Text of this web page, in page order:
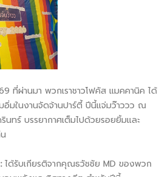
ที่ผ่านมา พวกเราชาวโฟคัส แมคคานิค ได้
อิ่มในงานจัดจ้านปาร์ตี้ ปีนี้แจ่มว๊าววว ณ
นทร์ บรรยากาศเต็มไปด้วยรอยยิ้มและ
ได้รับเกียรติจากคุณธวัชชัย MD ของพวก